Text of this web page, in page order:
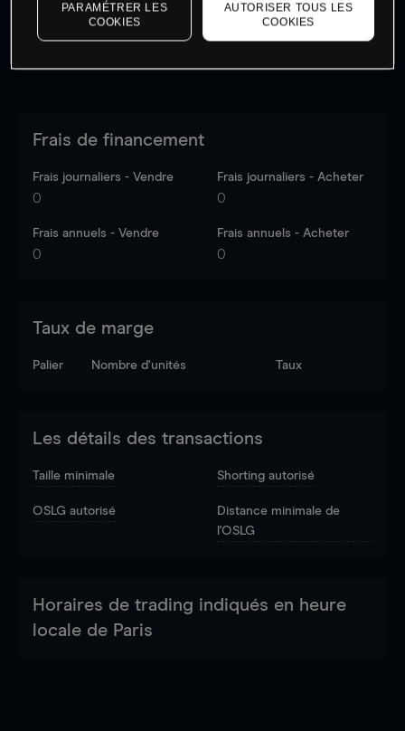
Frais de financement
Frais journaliers - Vendre
0
Frais journaliers - Acheter
0
Frais annuels - Vendre
0
Frais annuels - Acheter
0
Taux de marge
Palier Nombre d’unités Taux
Les détails des transactions
Taille minimale Shorting autorisé
OSLG autorisé
Distance minimale de
l'OSLG
Horaires de trading indiqués en heure
locale de Paris
PARAMÉTRER LES
COOKIES
AUTORISER TOUS LES
COOKIES